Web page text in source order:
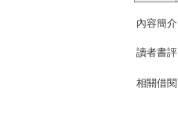
內容簡介
讀者書評
相關借閱